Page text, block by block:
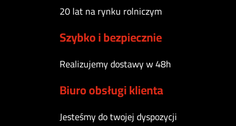
20 lat na rynku rolniczym
Szybko i bezpiecznie
Realizujemy dostawy w 48h
Biuro obsługi klienta
Jesteśmy do twojej dyspozycji